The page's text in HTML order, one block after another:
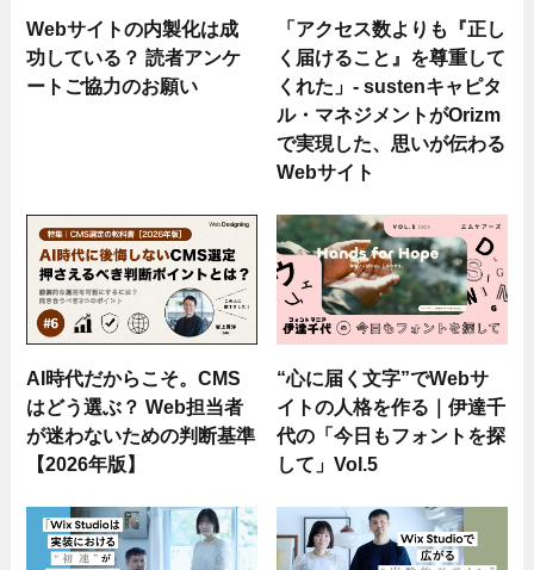
Webサイトの内製化は成
功している？ 読者アンケ
ートご協力のお願い
「アクセス数よりも『正し
く届けること』を尊重して
くれた」- sustenキャピタ
ル・マネジメントがOrizm
で実現した、思いが伝わる
Webサイト
AI時代だからこそ。CMS
はどう選ぶ？ Web担当者
が迷わないための判断基準
【2026年版】
“心に届く文字”でWebサ
イトの人格を作る｜伊達千
代の「今日もフォントを探
して」Vol.5